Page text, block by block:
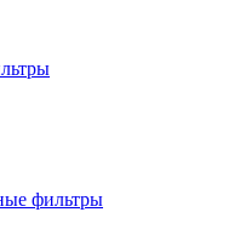
фильтры